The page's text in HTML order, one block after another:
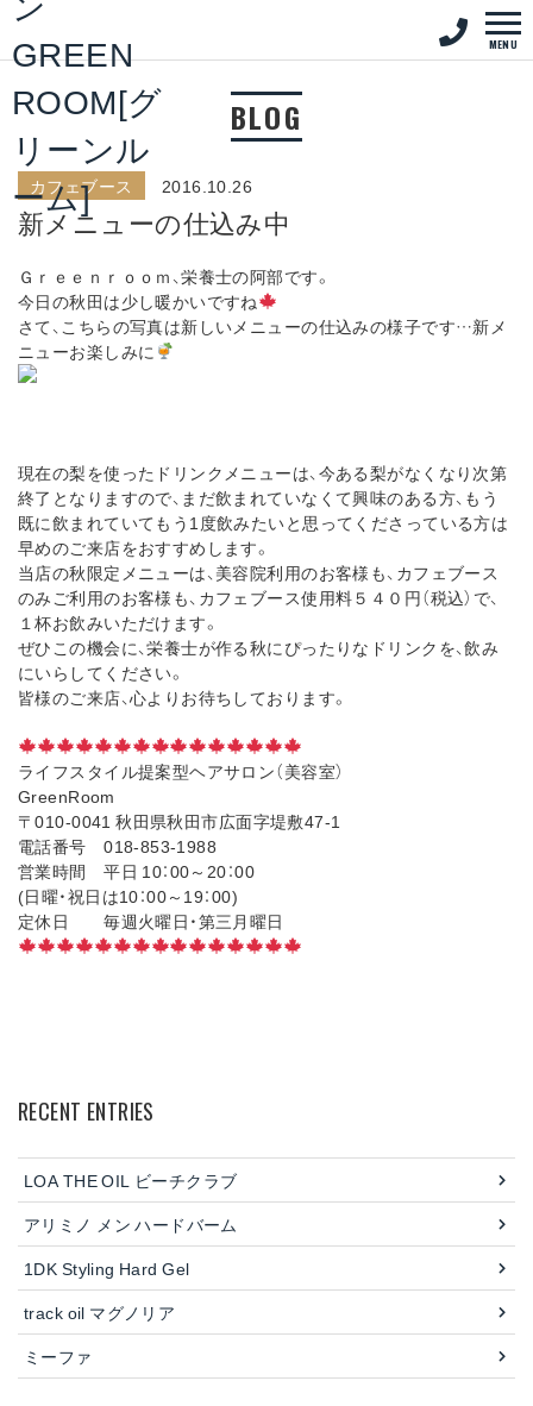
MENU
BLOG
カフェブース 2016.10.26
新メニューの仕込み中
Ｇｒｅｅｎｒｏｏｍ、栄養士の阿部です。
今日の秋田は少し暖かいですね
さて、こちらの写真は新しいメニューの仕込みの様子です…新メ
ニューお楽しみに
現在の梨を使ったドリンクメニューは、今ある梨がなくなり次第
終了となりますので、まだ飲まれていなくて興味のある方、もう
既に飲まれていてもう1度飲みたいと思ってくださっている方は
早めのご来店をおすすめします。
当店の秋限定メニューは、美容院利用のお客様も、カフェブース
のみご利用のお客様も、カフェブース使用料５４０円（税込）で、
１杯お飲みいただけます。
ぜひこの機会に、栄養士が作る秋にぴったりなドリンクを、飲み
にいらしてください。
皆様のご来店、心よりお待ちしております。
ライフスタイル提案型ヘアサロン（美容室）
GreenRoom
〒010-0041 秋田県秋田市広面字堤敷47-1
電話番号 018-853-1988
営業時間 平日 10：00～20：00
(日曜・祝日は10：00～19：00)
定休日 毎週火曜日・第三月曜日
RECENT ENTRIES
LOA THE OIL ビーチクラブ
アリミノ メン ハードバーム
1DK Styling Hard Gel
track oil マグノリア
ミーファ